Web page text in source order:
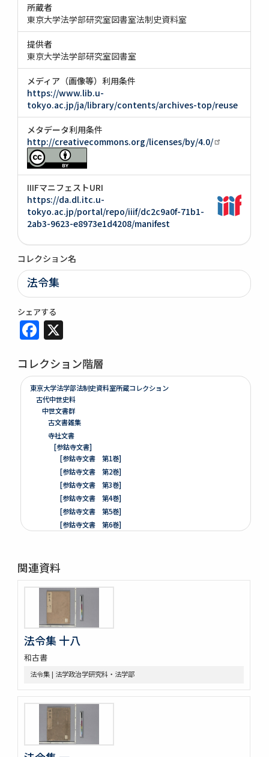
所蔵者
東京大学法学部研究室図書室法制史資料室
提供者
東京大学法学部研究室図書室
メディア（画像等）利用条件
https://www.lib.u-
tokyo.ac.jp/ja/library/contents/archives-top/reuse
メタデータ利用条件
http://creativecommons.org/licenses/by/4.0/
IIIFマニフェストURI
https://da.dl.itc.u-
tokyo.ac.jp/portal/repo/iiif/dc2c9a0f-71b1-
2ab3-9623-e8973e1d4208/manifest
コレクション名
法令集
シェアする
Facebook
コレクション階層
東京大学法学部法制史資料室所蔵コレクション
古代中世史料
中世文書群
古文書雑集
寺社文書
[参鈷寺文書]
[参鈷寺文書 第1巻]
[参鈷寺文書 第2巻]
[参鈷寺文書 第3巻]
[参鈷寺文書 第4巻]
[参鈷寺文書 第5巻]
[参鈷寺文書 第6巻]
[城東寺文書]
綸旨五通[城東寺文書 第1巻]
[城東寺文書 第2巻]
高野山寶光院文書
売券類
[中世沽券状など貼り交ぜ]
[樺山家文書]
[樺山家文書 第2巻]
[樺山家文書 第3巻]
[樺山家文書 第4巻]
九条公爵家旧蔵古典籍
令義解
関連資料
法令集 十八
和古書
法令集 | 法学政治学研究科・法学部